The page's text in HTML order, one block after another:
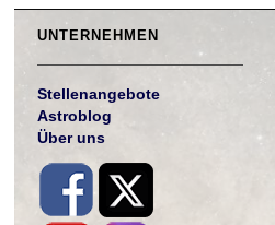
UNTERNEHMEN
Stellenangebote
Astroblog
Über uns